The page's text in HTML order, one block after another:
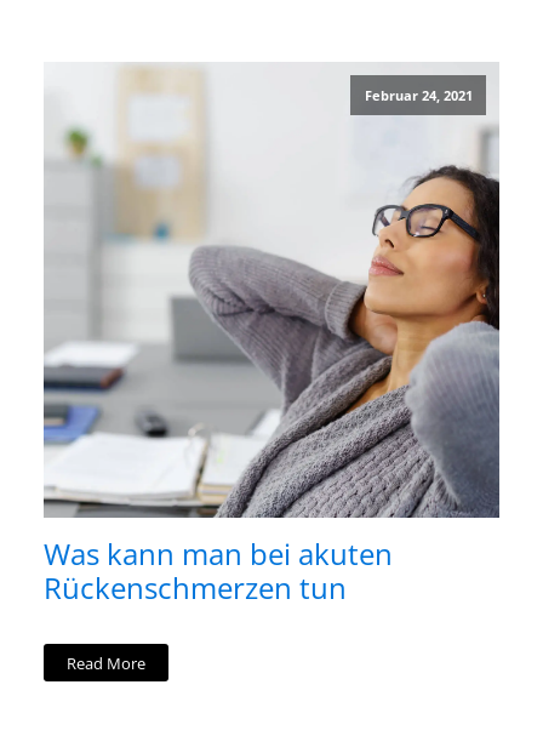
Februar 24, 2021
Was kann man bei akuten
Rückenschmerzen tun
Read More